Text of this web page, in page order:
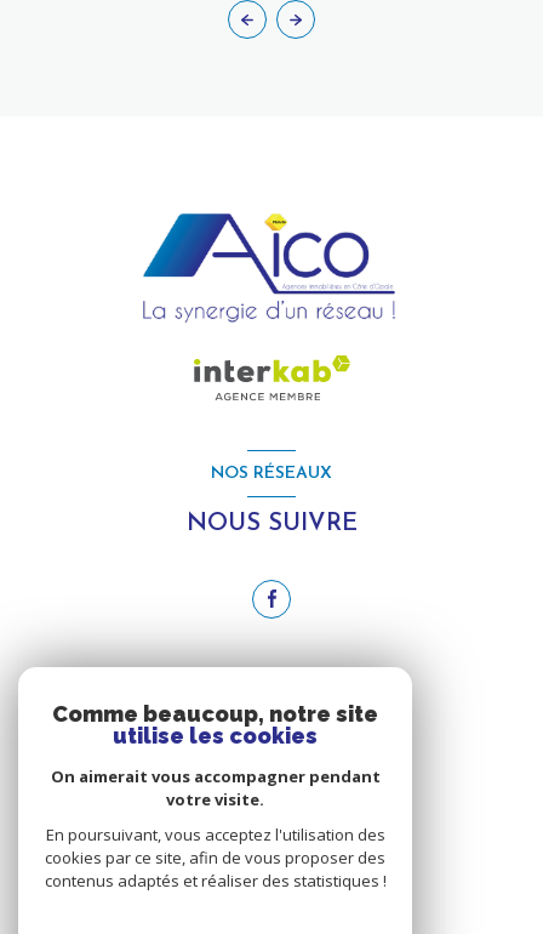
NOS RÉSEAUX
NOUS SUIVRE
NOUS ADHÉRONS
Comme beaucoup, notre site
utilise les cookies
On aimerait vous accompagner pendant
votre visite.
En poursuivant, vous acceptez l'utilisation des
cookies par ce site, afin de vous proposer des
contenus adaptés et réaliser des statistiques !